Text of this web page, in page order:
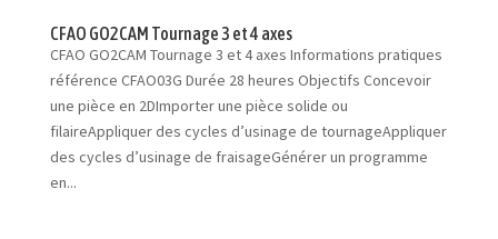
CFAO GO2CAM Tournage 3 et 4 axes
CFAO GO2CAM Tournage 3 et 4 axes Informations pratiques
référence CFAO03G Durée 28 heures Objectifs Concevoir
une pièce en 2DImporter une pièce solide ou
filaireAppliquer des cycles d’usinage de tournageAppliquer
des cycles d’usinage de fraisageGénérer un programme
en...